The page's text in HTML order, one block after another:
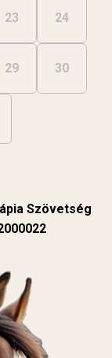
23 24
29 30
Szövetség